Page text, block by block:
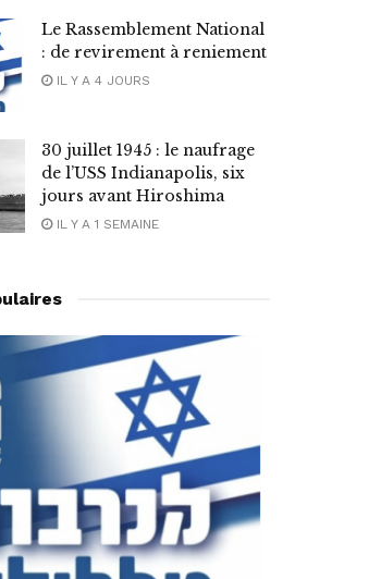
Le Rassemblement National
: de revirement à reniement
IL Y A 4 JOURS
30 juillet 1945 : le naufrage
de l’USS Indianapolis, six
jours avant Hiroshima
IL Y A 1 SEMAINE